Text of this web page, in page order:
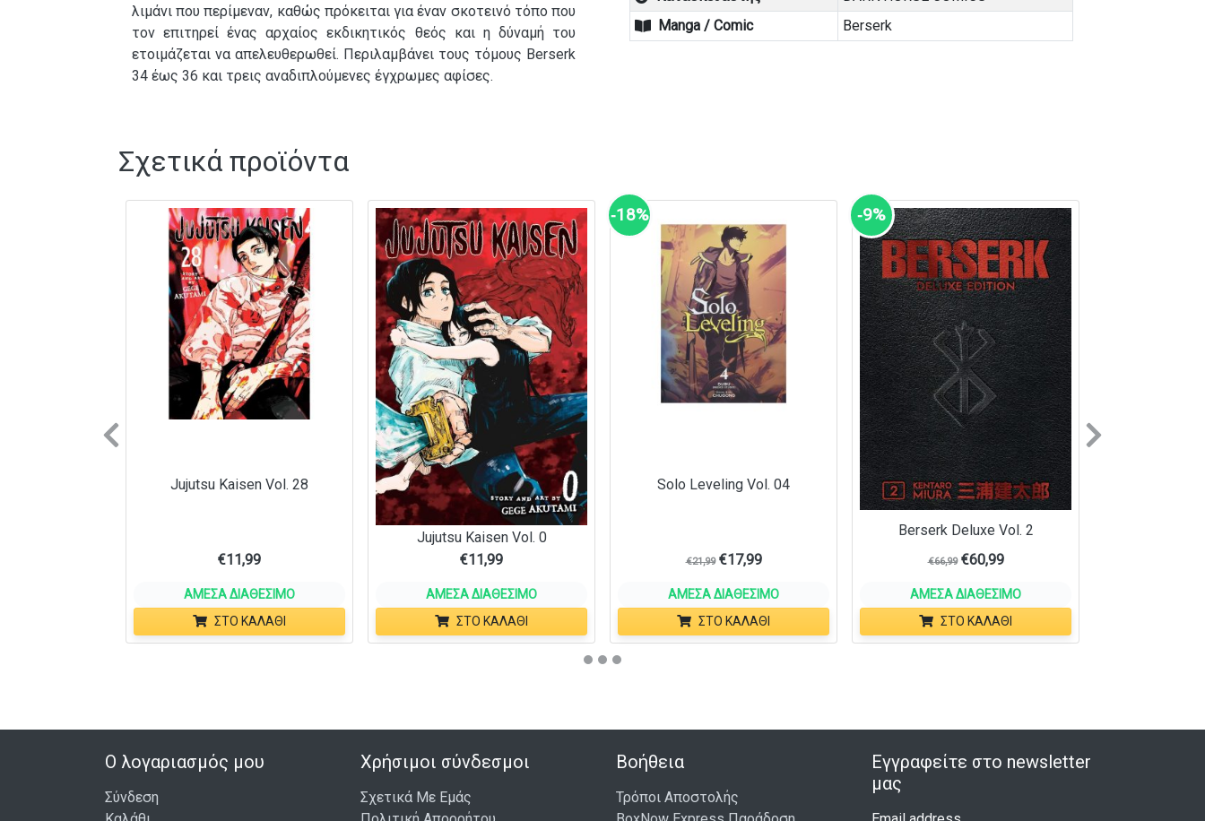
λιμάνι που περίμεναν, καθώς πρόκειται για έναν σκοτεινό τόπο που
τον επιτηρεί ένας αρχαίος εκδικητικός θεός και η δύναμή του
ετοιμάζεται να απελευθερωθεί. Περιλαμβάνει τους τόμους Berserk
34 έως 36 και τρεις αναδιπλούμενες έγχρωμες αφίσες.
Manga / Comic
Berserk
Σχετικά προϊόντα
Jujutsu Kaisen Vol. 28
€11,99
ΆΜΕΣΑ ΔΙΑΘΈΣΙΜΟ
ΣΤΟ ΚΑΛΆΘΙ
Jujutsu Kaisen Vol. 0
€11,99
ΆΜΕΣΑ ΔΙΑΘΈΣΙΜΟ
ΣΤΟ ΚΑΛΆΘΙ
‑18%
Solo Leveling Vol. 04
€21,99 €17,99
ΆΜΕΣΑ ΔΙΑΘΈΣΙΜΟ
ΣΤΟ ΚΑΛΆΘΙ
‑9%
Berserk Deluxe Vol. 2
€66,99 €60,99
ΆΜΕΣΑ ΔΙΑΘΈΣΙΜΟ
ΣΤΟ ΚΑΛΆΘΙ
Previous Next
Ο λογαριασμός μου
Σύνδεση
Χρήσιμοι σύνδεσμοι
Σχετικά Με Εμάς
Βοήθεια
Τρόποι Αποστολής
Εγγραφείτε στο newsletter
μας